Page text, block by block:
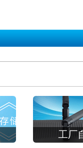
工厂